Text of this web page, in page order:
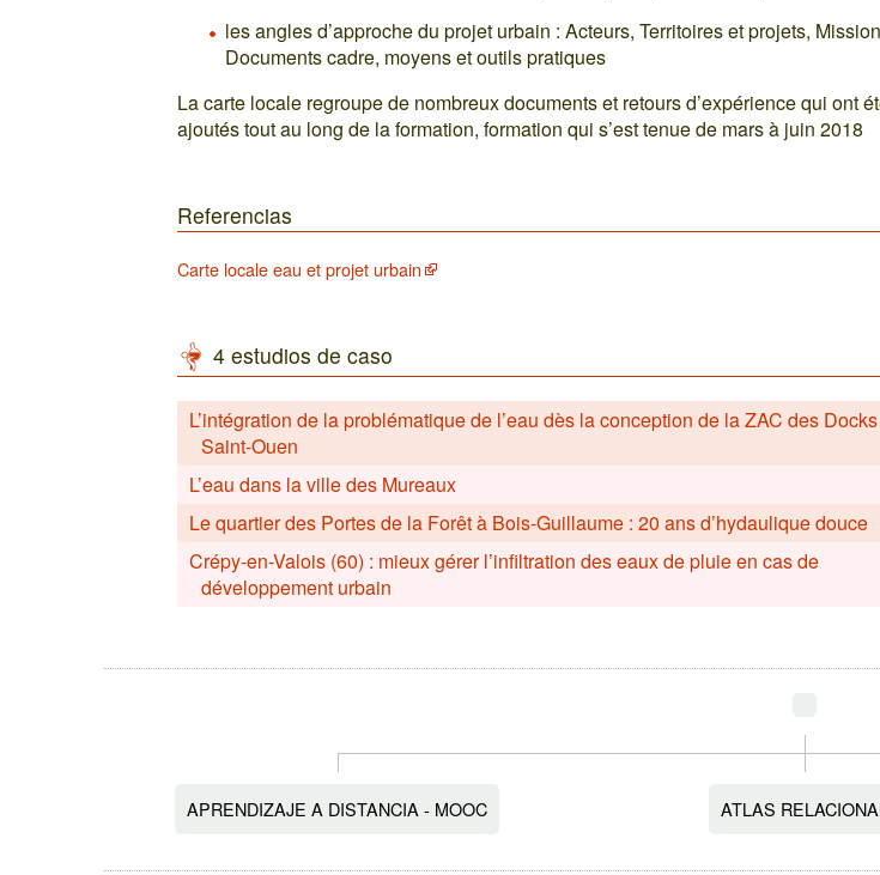
les angles d’approche du projet urbain : Acteurs, Territoires et projets,
Documents cadre, moyens et outils pratiques
La carte locale regroupe de nombreux documents et retours d’expérience qui ont
ajoutés tout au long de la formation, formation qui s’est tenue de mars à juin 2018
Referencias
Carte locale eau et projet urbain
4 estudios de caso
L’intégration de la problématique de l’eau dès la conception de la ZAC des
Saint-Ouen
L’eau dans la ville des Mureaux
Le quartier des Portes de la Forêt à Bois-Guillaume : 20 ans d’hydaulique douce
Crépy-en-Valois (60) : mieux gérer l’infiltration des eaux de pluie en cas de
développement urbain
APRENDIZAJE A DISTANCIA - MOOC ATLAS